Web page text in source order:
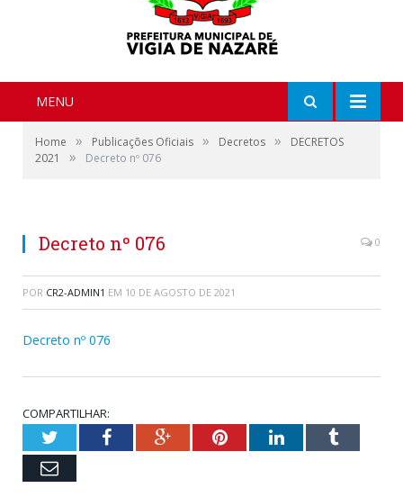
MENU
Home » Publicações Oficiais » Decretos »
DECRETOS
2021
» Decreto nº 076
Decreto nº 076 0
POR CR2-ADMIN1 EM 10 DE AGOSTO DE 2021
Decreto nº 076
COMPARTILHAR:
TwitterFacebookGoogle+PinterestLinkedInTumblr
Email